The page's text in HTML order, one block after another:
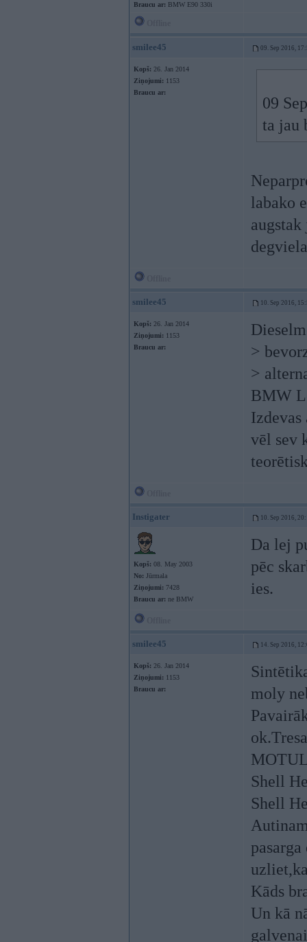
Braucu ar: BMW E90 330i
smilee45 09. Sep 2016,
Kopš: 26. Jan 2014
Ziņojumi: 1153
Braucu ar:
09
ta jau
labako
smilee45 10. Sep 2016,
Kopš: 26. Jan 2014
Ziņojumi: 1153
Braucu ar:
>
>
BMW
Izdevas
vēl sev
Instigater 10. Sep 2016,
Kopš: 08. May 2003
No: Jūrmala
Ziņojumi: 7428
Braucu ar: ne BMW
Da lej
pēc
ies.
smilee45 14. Sep 2016,
Kopš: 26. Jan 2014
Ziņojumi: 1153
Braucu ar:
moly
Shell
Shell
Kāds
Un kā